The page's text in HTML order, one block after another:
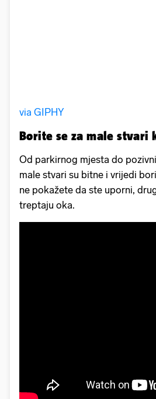
via GIPHY
Borite se za male stvari
Od parkirnog mjesta do
male stvari su bitne i vrijedi
ne pokažete da ste uporni,
treptaju oka.